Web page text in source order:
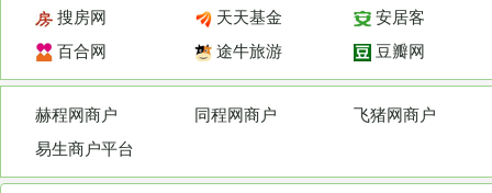
搜房网
天天基金
安居客
百合网
途牛旅游 豆瓣网
赫程网商户 同程网商户
飞猪网商户
易生商户平台